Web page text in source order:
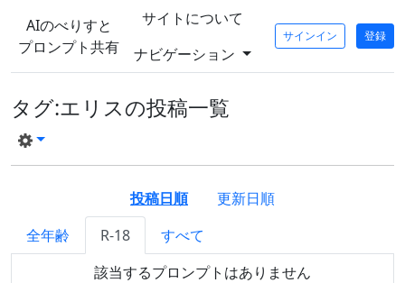
AIのべりすと
プロンプト共有
サイトについて
ナビゲーション
サインイン 登録
タグ:エリスの投稿一覧
投稿日順
更新日順
全年齢
R-18
すべて
該当するプロンプトはありません